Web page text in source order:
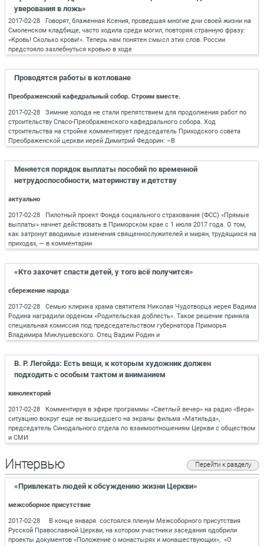
уверования в ложь»
2017-02-28 Говорят, блаженная Ксения, проведшая многие дни своей жизни на
Смоленском кладбище, часто ходила среди могил, повторяя странную фразу:
«Кровь! Сколько крови!». Теперь нам понятен смысл этих слов. России
предстояло захлебнуться кровью в ходе
Проводятся работы в котловане
Преображенский кафедральный собор. Строим вместе.
2017-02-28 Зимние холода не стали препятствием для продолжения работ по
строительству Спасо-Преображенского кафедрального собора. Ход
строительства на стройке комментирует председатель Приходского совета
Преображенской церкви иерей Димитрий Федорин: –В
Меняется порядок выплаты пособий по временной
нетрудоспособности, материнству и детству
актуально
2017-02-28 Пилотный проект Фонда социального страхования (ФСС) «Прямые
выплаты» начнет действовать в Приморском крае с 1 июля 2017 года. О том,
как затронут вводимые изменения священнослужителей и мирян, трудящихся на
приходах, — в комментарии
«Кто захочет спасти детей, у того всё получится»
сбережение народа
2017-02-28 Семью клирика храма святителя Николая Чудотворца иерея Вадима
Родина наградили орденом «Родительская доблесть». Такое решение приняла
специальная комиссия под председательством губернатора Приморья
Владимира Миклушевского. Отец Вадим Родин и
В. Р. Легойда: Есть вещи, к которым художник должен
подходить с особым тактом и вниманием
кинолекторий
2017-02-28 Комментируя в эфире программы «Светлый вечер» на радио «Вера»
ситуацию вокруг еще не вышедшего на экраны фильма «Матильда»,
председатель Синодального отдела по взаимоотношениям Церкви с обществом
и СМИ
Интервью Перейти к разделу
«Привлекать людей к обсуждению жизни Церкви»
межсоборное присутствие
2017-02-28 В конце января состоялся пленум Межсоборного присутствия
Русской Православной Церкви, на котором участники заседания одобрили
проекты документов «Положение о монастырях и монашествующих», «О